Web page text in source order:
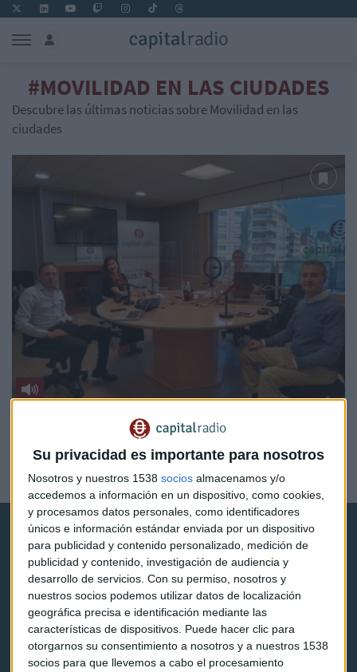
Su privacidad es importante para nosotros
Nosotros y nuestros 1538 socios almacenamos y/o
accedemos a información en un dispositivo, como cookies,
y procesamos datos personales, como identificadores
únicos e información estándar enviada por un dispositivo
para publicidad y contenido personalizado, medición de
publicidad y contenido, investigación de audiencia y
desarrollo de servicios. Con su permiso, nosotros y
nuestros socios podemos utilizar datos de localización
geográfica precisa e identificación mediante las
características de dispositivos. Puede hacer clic para
otorgarnos su consentimiento a nosotros y a nuestros 1538
socios para que llevemos a cabo el procesamiento
#MOVILIDAD EN LAS CIUDADES
Descubre las últimas noticias sobre Movilidad en las
ciudades
Cambiar nuestros hábitos de movilidad, un desafío
pospandemia
Natalia Cristóbal
Capital Radio
Noticias